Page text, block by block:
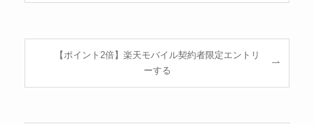
【ポイント2倍】楽天モバイル契約者限定エントリ
ーする